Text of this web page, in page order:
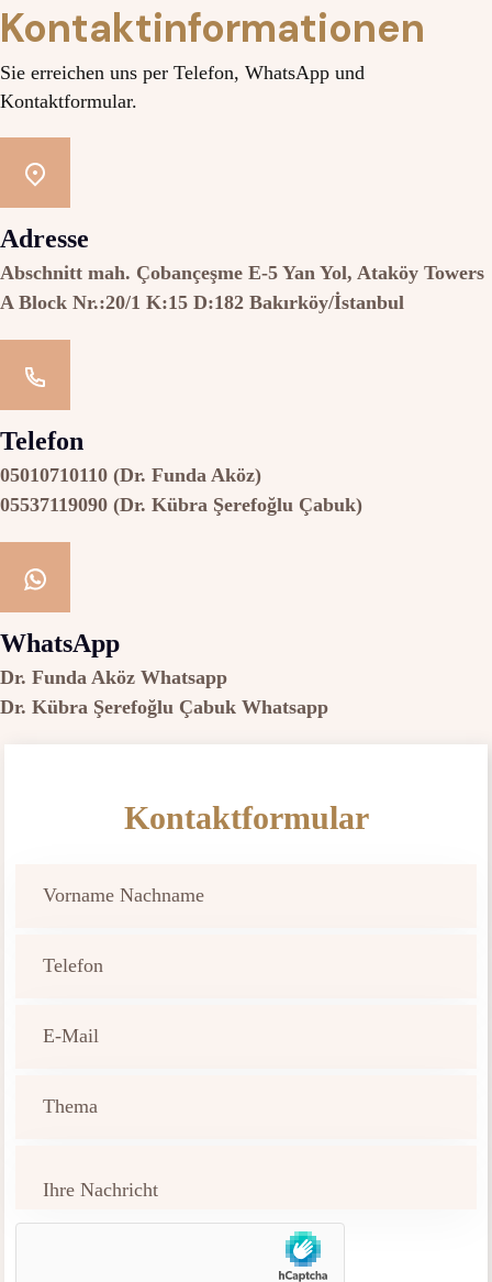
Kontaktinformationen
Sie erreichen uns per Telefon, WhatsApp und
Kontaktformular.
Adresse
Abschnitt mah. Çobançeşme E-5 Yan Yol, Ataköy Towers
A Block Nr.:20/1 K:15 D:182 Bakırköy/İstanbul
Telefon
05010710110 (Dr. Funda Aköz)
05537119090 (Dr. Kübra Şerefoğlu Çabuk)
WhatsApp
Dr. Funda Aköz Whatsapp
Dr. Kübra Şerefoğlu Çabuk Whatsapp
Kontaktformular